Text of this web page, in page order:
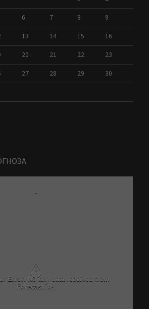
6 7 8 9
13 14 15 16
20 21 22 23
27 28 29 30
-
⚠
Error: No any data received from
Forecast.io!.